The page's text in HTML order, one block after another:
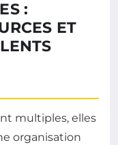
:
ET
multiples, elles
organisation